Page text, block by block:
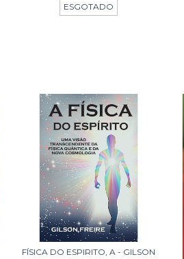
ESGOTADO
FÍSICA DO ESPIRITO, A - GILSON